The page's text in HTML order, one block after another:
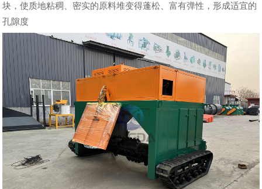
块，使质地粘稠、密实的原料堆变得蓬松、富有弹性，形成适宜的
孔隙度